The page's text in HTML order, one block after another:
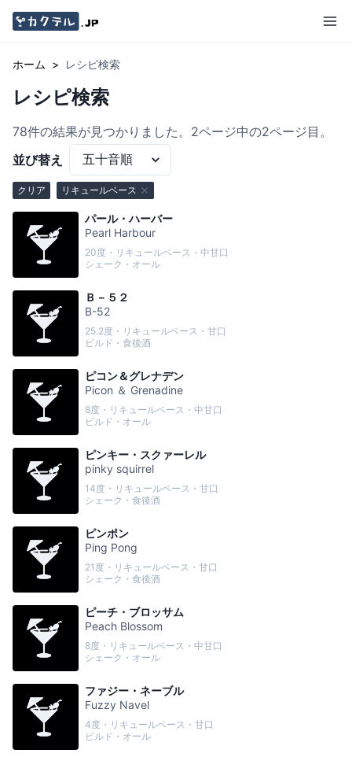
ホーム > レシピ検索
レシピ検索
78件の結果が見つかりました。 2ページ中の2ページ目。
並び替え
クリア リキュールベース
パール・ハーバー
Pearl Harbour
20度・リキュールベース・中甘口
シェーク・オール
Ｂ－５２
B-52
25.2度・リキュールベース・甘口
ビルド・食後酒
ピコン＆グレナデン
Picon ＆ Grenadine
8度・リキュールベース・中甘口
ビルド・オール
ピンキー・スクァーレル
pinky squirrel
14度・リキュールベース・甘口
シェーク・食後酒
ピンポン
Ping Pong
21度・リキュールベース・甘口
シェーク・食後酒
ピーチ・ブロッサム
Peach Blossom
8度・リキュールベース・中甘口
シェーク・オール
ファジー・ネーブル
Fuzzy Navel
4度・リキュールベース・甘口
ビルド・オール